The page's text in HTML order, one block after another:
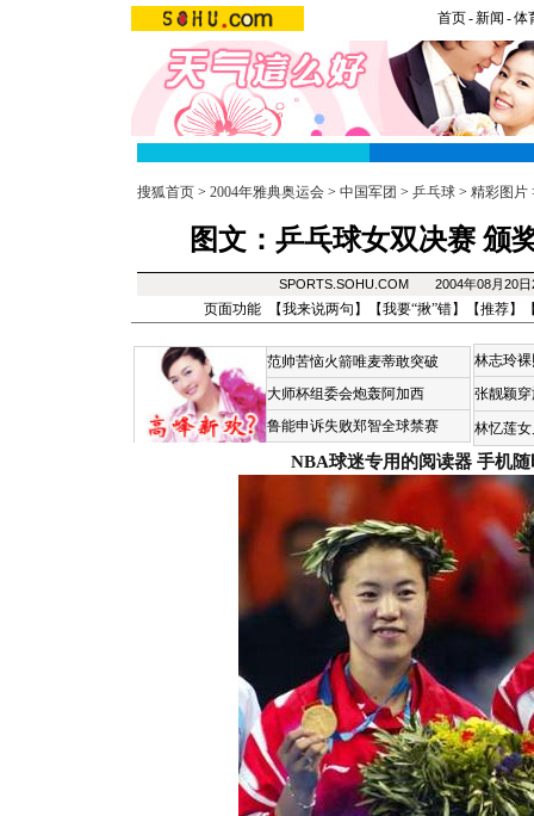
首页-新闻 -体
搜狐首页 > 2004年雅典奥运会 > 中国军团 > 乒乓球 > 精彩图片
图文：乒乓球女双决赛 颁
SPORTS.SOHU.COM 2004年08月20
页面功能 【我来说两句 】【我要“揪”错】【推荐】
范帅苦恼火箭唯麦蒂敢突破
大师杯组委会炮轰阿加西
鲁能申诉失败郑智全球禁赛
林志玲
张靓颖
林忆莲
NBA球迷专用的阅读器 手机